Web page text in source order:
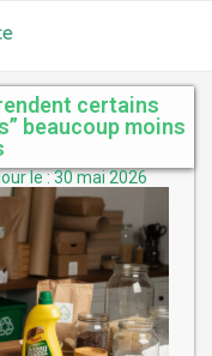
certains
beaucoup moins
le : 30 mai 2026